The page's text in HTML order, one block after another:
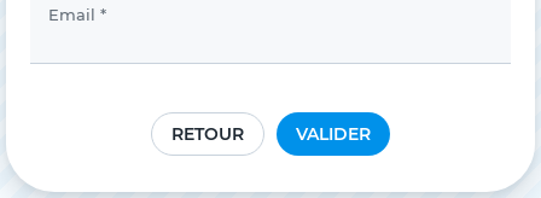
Email *
RETOUR VALIDER